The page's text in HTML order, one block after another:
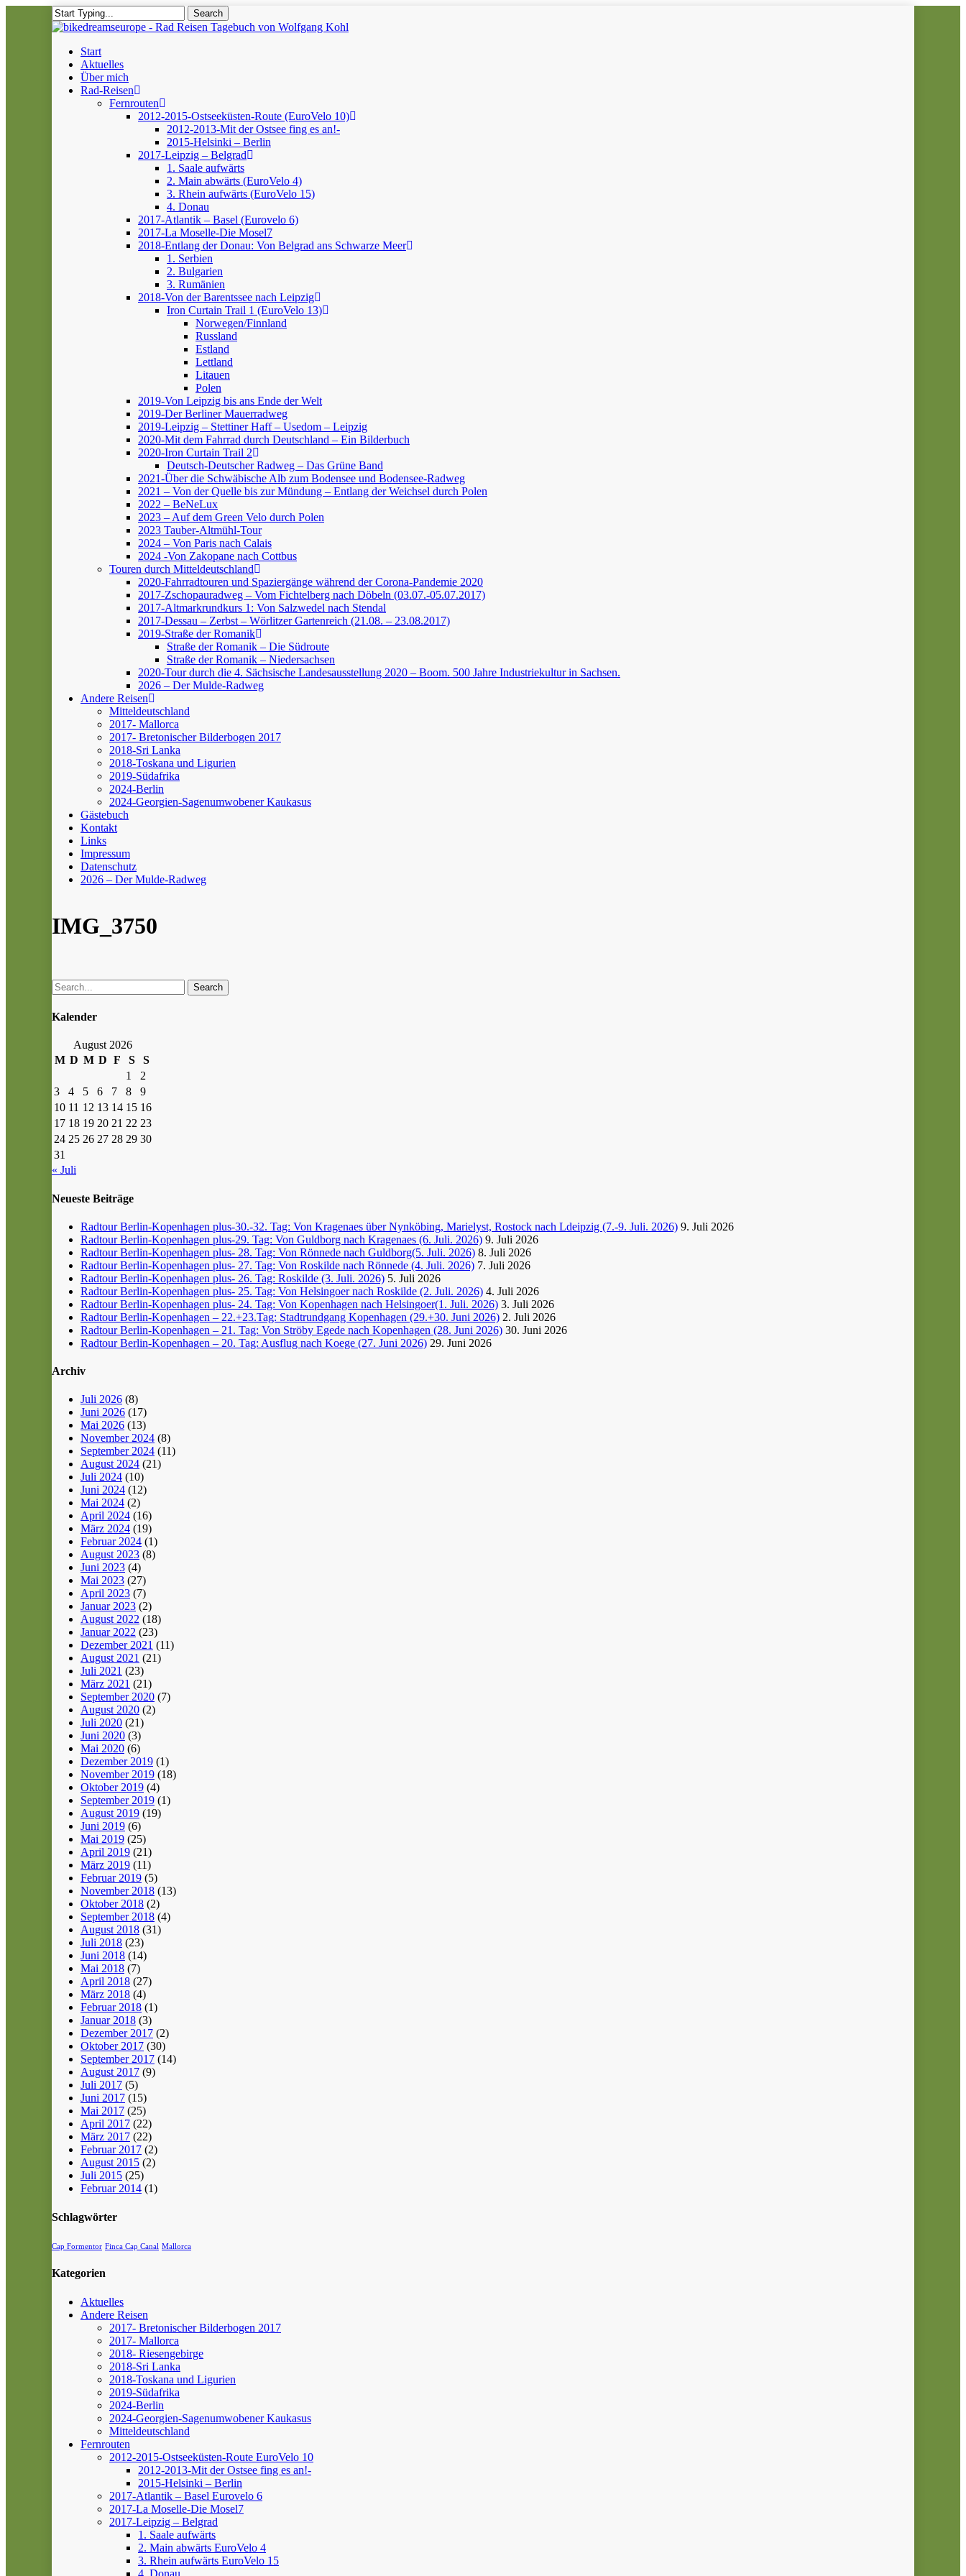
Search
Close
Menu
Start
Aktuelles
Über mich
Rad-Reisen
Fernrouten
2012-2015-Ostseeküsten-Route (EuroVelo 10)
2012-2013-Mit der Ostsee fing es an!-
2015-Helsinki – Berlin
2017-Leipzig – Belgrad
1. Saale aufwärts
2. Main abwärts (EuroVelo 4)
3. Rhein aufwärts (EuroVelo 15)
4. Donau
2017-Atlantik – Basel (Eurovelo 6)
2017-La Moselle-Die Mosel7
2018-Entlang der Donau: Von Belgrad ans Schwarze Meer
1. Serbien
2. Bulgarien
3. Rumänien
2018-Von der Barentssee nach Leipzig
Iron Curtain Trail 1 (EuroVelo 13)
Norwegen/Finnland
Russland
Estland
Lettland
Litauen
Polen
2019-Von Leipzig bis ans Ende der Welt
2019-Der Berliner Mauerradweg
2019-Leipzig – Stettiner Haff – Usedom – Leipzig
2020-Mit dem Fahrrad durch Deutschland – Ein Bilderbuch
2020-Iron Curtain Trail 2
Deutsch-Deutscher Radweg – Das Grüne Band
2021-Über die Schwäbische Alb zum Bodensee und Bodensee-Radweg
2021 – Von der Quelle bis zur Mündung – Entlang der Weichsel durch Polen
2022 – BeNeLux
2023 – Auf dem Green Velo durch Polen
2023 Tauber-Altmühl-Tour
2024 – Von Paris nach Calais
2024 -Von Zakopane nach Cottbus
Touren durch Mitteldeutschland
2020-Fahrradtouren und Spaziergänge während der Corona-Pandemie 2020
2017-Zschopauradweg – Vom Fichtelberg nach Döbeln (03.07.-05.07.2017)
2017-Altmarkrundkurs 1: Von Salzwedel nach Stendal
2017-Dessau – Zerbst – Wörlitzer Gartenreich (21.08. – 23.08.2017)
2019-Straße der Romanik
Straße der Romanik – Die Südroute
Straße der Romanik – Niedersachsen
2020-Tour durch die 4. Sächsische Landesausstellung 2020 – Boom. 500 Jahre Industriekultur in Sachsen.
2026 – Der Mulde-Radweg
Andere Reisen
Mitteldeutschland
2017- Mallorca
2017- Bretonischer Bilderbogen 2017
2018-Sri Lanka
2018-Toskana und Ligurien
2019-Südafrika
2024-Berlin
2024-Georgien-Sagenumwobener Kaukasus
Gästebuch
Kontakt
Links
Impressum
Datenschutz
2026 – Der Mulde-Radweg
IMG_3750
Search
Kalender
August 2026
M D M D F S
S
1
2
3
4 5 6 7 8
9
10 11 12 13 14 15 16
17 18 19 20 21 22 23
24 25 26 27 28 29 30
31
« Juli
Neueste Beiträge
Radtour Berlin-Kopenhagen plus-30.-32. Tag: Von Kragenaes über Nynköbing, Marielyst, Rostock nach Ldeipzig (7.-9. Juli. 2026) 9. Juli 2026
Radtour Berlin-Kopenhagen plus-29. Tag: Von Guldborg nach Kragenaes (6. Juli. 2026) 9. Juli 2026
Radtour Berlin-Kopenhagen plus- 28. Tag: Von Rönnede nach Guldborg(5. Juli. 2026) 8. Juli 2026
Radtour Berlin-Kopenhagen plus- 27. Tag: Von Roskilde nach Rönnede (4. Juli. 2026) 7. Juli 2026
Radtour Berlin-Kopenhagen plus- 26. Tag: Roskilde (3. Juli. 2026) 5. Juli 2026
Radtour Berlin-Kopenhagen plus- 25. Tag: Von Helsingoer nach Roskilde (2. Juli. 2026) 4. Juli 2026
Radtour Berlin-Kopenhagen plus- 24. Tag: Von Kopenhagen nach Helsingoer(1. Juli. 2026) 3. Juli 2026
Radtour Berlin-Kopenhagen – 22.+23.Tag: Stadtrundgang Kopenhagen (29.+30. Juni 2026) 2. Juli 2026
Radtour Berlin-Kopenhagen – 21. Tag: Von Ströby Egede nach Kopenhagen (28. Juni 2026) 30. Juni 2026
Radtour Berlin-Kopenhagen – 20. Tag: Ausflug nach Koege (27. Juni 2026) 29. Juni 2026
Archiv
Juli 2026 (8)
Juni 2026 (17)
Mai 2026 (13)
November 2024 (8)
September 2024 (11)
August 2024 (21)
Juli 2024 (10)
Juni 2024 (12)
Mai 2024 (2)
April 2024 (16)
März 2024 (19)
Februar 2024 (1)
August 2023 (8)
Juni 2023 (4)
Mai 2023 (27)
April 2023 (7)
Januar 2023 (2)
August 2022 (18)
Januar 2022 (23)
Dezember 2021 (11)
August 2021 (21)
Juli 2021 (23)
März 2021 (21)
September 2020 (7)
August 2020 (2)
Juli 2020 (21)
Juni 2020 (3)
Mai 2020 (6)
Dezember 2019 (1)
November 2019 (18)
Oktober 2019 (4)
September 2019 (1)
August 2019 (19)
Juni 2019 (6)
Mai 2019 (25)
April 2019 (21)
März 2019 (11)
Februar 2019 (5)
November 2018 (13)
Oktober 2018 (2)
September 2018 (4)
August 2018 (31)
Juli 2018 (23)
Juni 2018 (14)
Mai 2018 (7)
April 2018 (27)
März 2018 (4)
Februar 2018 (1)
Januar 2018 (3)
Dezember 2017 (2)
Oktober 2017 (30)
September 2017 (14)
August 2017 (9)
Juli 2017 (5)
Juni 2017 (15)
Mai 2017 (25)
April 2017 (22)
März 2017 (22)
Februar 2017 (2)
August 2015 (2)
Juli 2015 (25)
Februar 2014 (1)
Schlagwörter
Cap Formentor Finca Cap Canal Mallorca
Kategorien
Aktuelles
Andere Reisen
2017- Bretonischer Bilderbogen 2017
2017- Mallorca
2018- Riesengebirge
2018-Sri Lanka
2018-Toskana und Ligurien
2019-Südafrika
2024-Berlin
2024-Georgien-Sagenumwobener Kaukasus
Mitteldeutschland
Fernrouten
2012-2015-Ostseeküsten-Route EuroVelo 10
2012-2013-Mit der Ostsee fing es an!-
2015-Helsinki – Berlin
2017-Atlantik – Basel Eurovelo 6
2017-La Moselle-Die Mosel7
2017-Leipzig – Belgrad
1. Saale aufwärts
2. Main abwärts EuroVelo 4
3. Rhein aufwärts EuroVelo 15
4. Donau